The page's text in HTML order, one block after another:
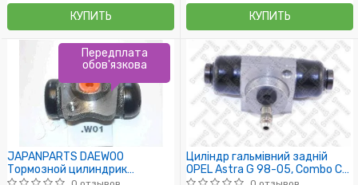
КУПИТЬ КУПИТЬ
JAPANPARTS DAEWOO
Тормозной цилиндрик
Передплата
обов'язкова
Циліндр гальмівний задній
OPEL Astra G 98-05, Combo C